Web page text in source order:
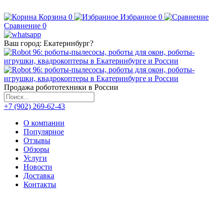
Корзина 0 Избранное 0
Сравнение 0
Ваш город: Екатеринбург?
Продажа робототехники в России
+7 (902) 269-62-43
О компании
Популярное
Отзывы
Обзоры
Услуги
Новости
Доставка
Контакты